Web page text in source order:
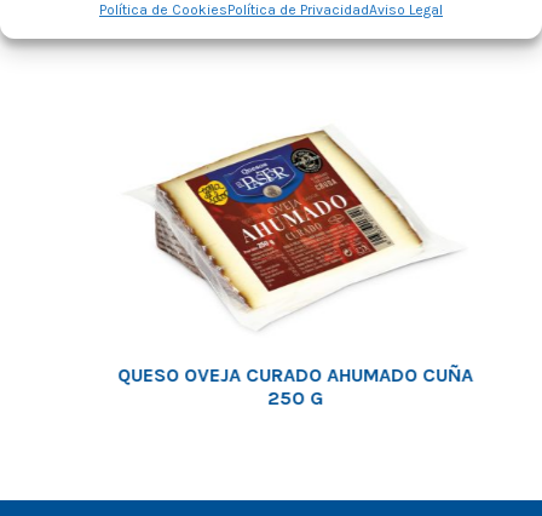
Política de CookiesPolítica de PrivacidadAviso Legal
QUESO OVEJA CURADO AHUMADO CUÑA
250 G